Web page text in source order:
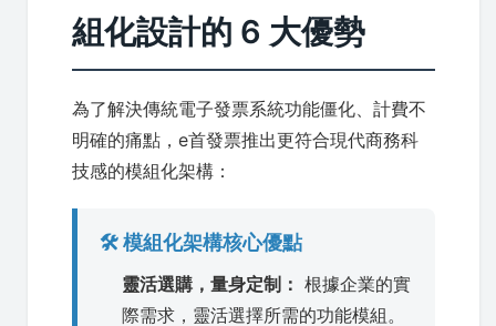
組化設計的 6 大優勢
為了解決傳統電子發票系統功能僵化、計費不
明確的痛點，e首發票推出更符合現代商務科
技感的模組化架構：
🛠️ 模組化架構核心優點
靈活選購，量身定制： 根據企業的實
際需求，靈活選擇所需的功能模組。